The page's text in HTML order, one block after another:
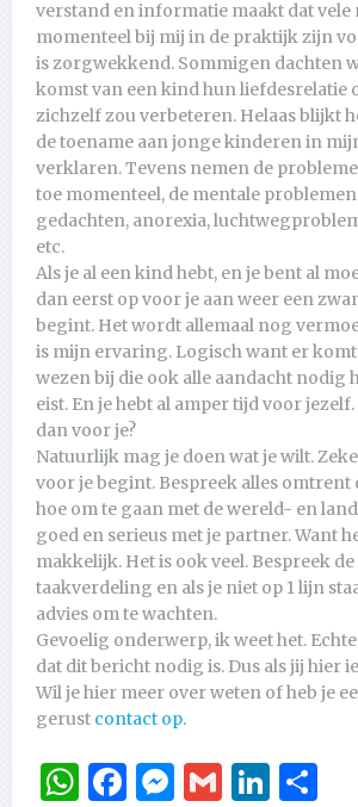
verstand en informatie maakt dat vele
momenteel bij mij in de praktijk zijn
is zorgwekkend. Sommigen dachten
komst van een kind hun liefdesrelatie
zichzelf zou verbeteren. Helaas blijkt
de toename aan jonge kinderen in
verklaren. Tevens nemen de
toe momenteel, de mentale
gedachten, anorexia,
etc.
Als je al een kind hebt, en je bent al
dan eerst op voor je aan weer een
begint. Het wordt allemaal nog
is mijn ervaring. Logisch want er
wezen bij die ook alle aandacht nodig
eist. En je hebt al amper tijd voor
dan voor je?
Natuurlijk mag je doen wat je wilt.
voor je begint. Bespreek alles omtrent
hoe om te gaan met de wereld- en
goed en serieus met je partner. Want
makkelijk. Het is ook veel. Bespreek
taakverdeling en als je niet op 1 lijn
advies om te wachten.
Gevoelig onderwerp, ik weet het.
dat dit bericht nodig is. Dus als jij hier
Wil je hier meer over weten of heb je
gerust contact op.
WhatsApp
Facebook
Messenger
Gmail